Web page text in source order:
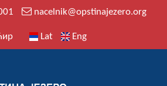
nacelnik@opstinajezero.org
Lat Eng